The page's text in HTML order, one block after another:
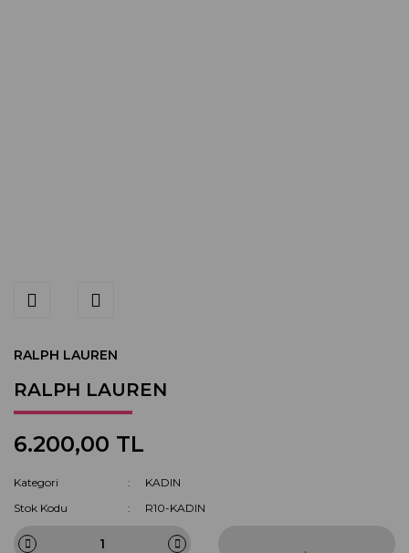
RALPH LAUREN
RALPH LAUREN
6.200,00 TL
Kategori
KADIN
Stok Kodu
R10-KADIN